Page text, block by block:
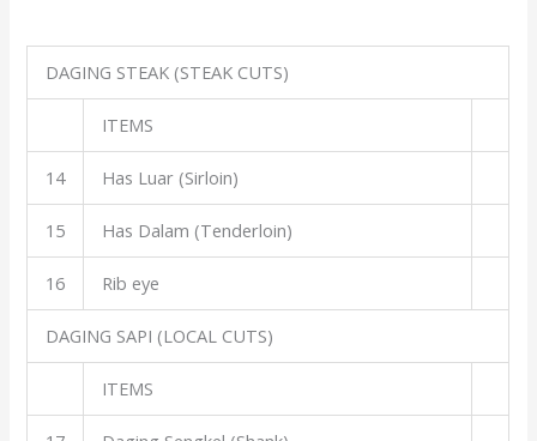
DAGING STEAK (STEAK CUTS)
ITEMS
14 Has Luar (Sirloin)
15 Has Dalam (Tenderloin)
16 Rib eye
DAGING SAPI (LOCAL CUTS)
ITEMS